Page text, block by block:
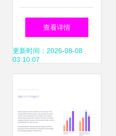
弈 互联网数据如何
催生智能机器人，
变现之路
查看详情
更新时间：2026-08-08
03:10:07